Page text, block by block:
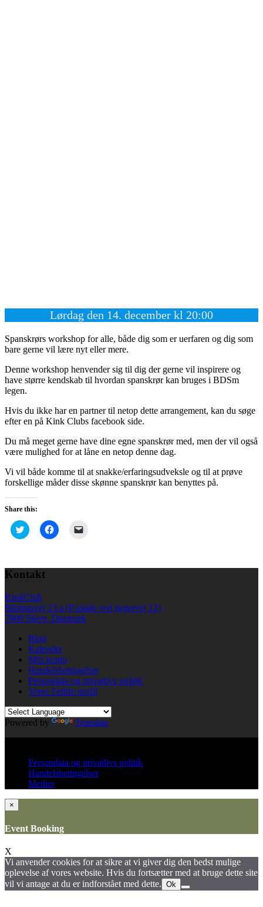
Lørdag den 14. december kl 20:00
Spanskrørs workshop for alle, både dig som er uerfaren og dig som
bare gerne vil lære nyt eller mere.
Denne workshop henvender sig til dig der gerne vil inspirere og
have større kendskab til hvordan spanskrør kan bruges i BDSm
legen.
Hvis du ikke har en partner til netop dette arrangement, kan du søge
efter en på Kink Clubs facebook side.
Du må meget gerne have dine egne spanskrør med, men der vil også
være mulighed for at låne en netop denne dag.
Vi vil både komme til at snakke/erfaringsudveksle og til at prøve
forskellige måder disse skønne spanskrør kan benyttes på.
Share this:
Click
to
(Opens
in
new
Click
to
(Opens to
new
window)
Kontakt
KinkClub
Bilstrupvej 13 a (P-plads ved jægervej 12)
7800 Skive, Danmark
Blog
Kalender
Min konto
Handelsbetingelser
Persondata og privatlivs politik
Vores Fetlife profil
Powered by
Translate
Persondata og privatlivs politik
Handelsbetingelser
Medier
×
Event Booking
X
Vi anvender cookies for at sikre at vi giver dig den bedst mulige
oplevelse af vores website. Hvis du fortsætter med at bruge dette site
vil vi antage at du er indforstået med dette. Ok